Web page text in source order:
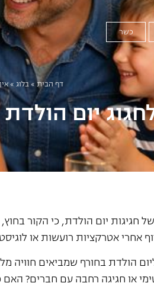
כשר
דף הבית »בלוג »
יום
יום הולדת, כי הקור
אחרי אטרקציות רועשות או
הולדת בחורף שמביאים חוויה
או חגיגה רחבה עם חברים?